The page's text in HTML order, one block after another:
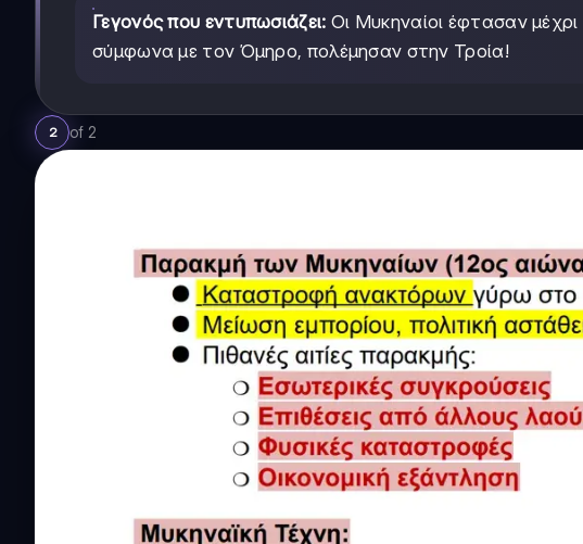
Γεγονός που εντυπωσιάζει: Οι Μυκηναίοι έφτασαν
σύμφωνα με τον Όμηρο, πολέμησαν στην Τροία!
2 of 2